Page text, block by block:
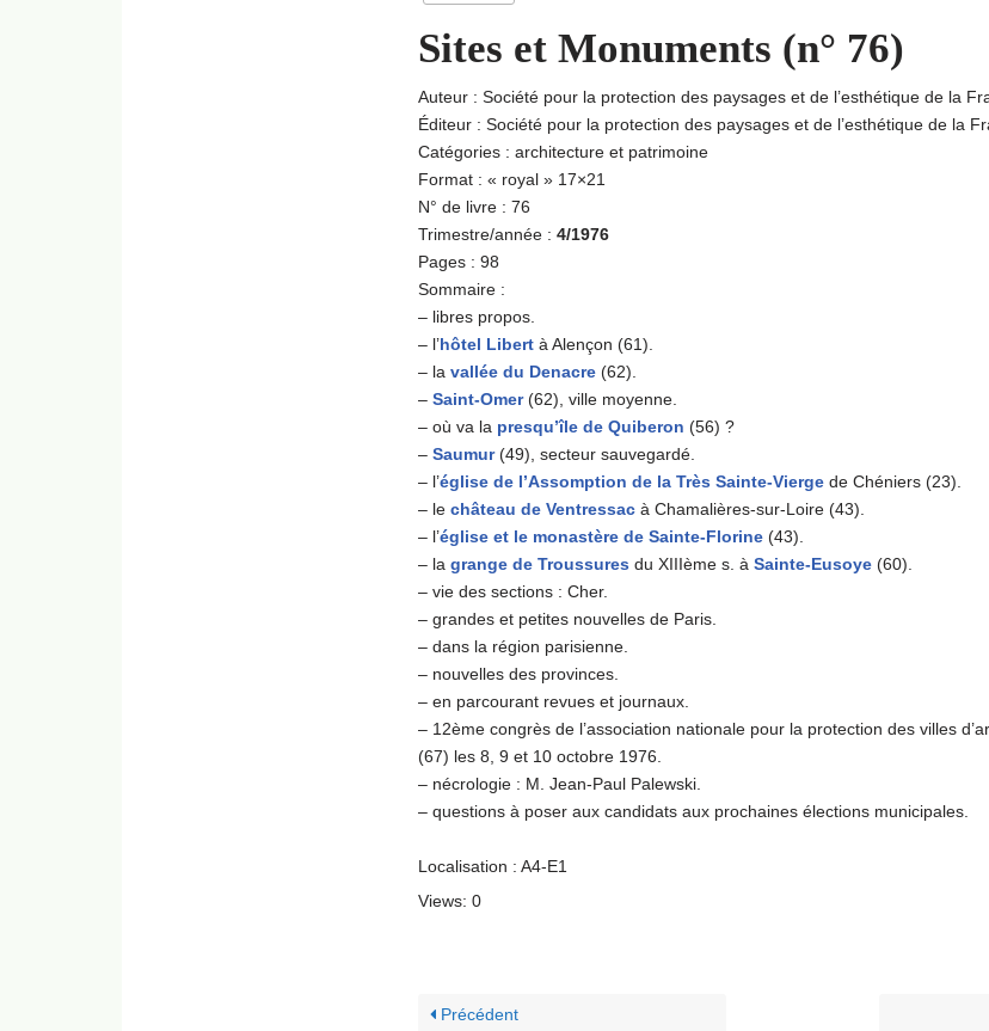
Sites et Monuments (n° 76)
Auteur : Société pour la protection des paysages et de l’esthétique de la
Éditeur : Société pour la protection des paysages et de l’esthétique de la
Catégories : architecture et patrimoine
Format : « royal » 17×21
N° de livre : 76
Trimestre/année : 4/1976
Pages : 98
Sommaire :
– libres propos.
– l’hôtel Libert à Alençon (61).
– la vallée du Denacre (62).
– Saint-Omer(62), ville moyenne.
– où va la presqu’île de Quiberon (56) ?
– Saumur(49), secteur sauvegardé.
– l’église de l’Assomption de la Très Sainte-Vierge de Chéniers (23).
– le château de Ventressac à Chamalières-sur-Loire (43).
– l’église et le monastère de Sainte-Florine (43).
– la grange de Troussures du XIIIème s. à Sainte-Eusoye (60).
– vie des sections : Cher.
– grandes et petites nouvelles de Paris.
– dans la région parisienne.
– nouvelles des provinces.
– en parcourant revues et journaux.
– 12ème congrès de l’association nationale pour la protection des villes
(67) les 8, 9 et 10 octobre 1976.
– nécrologie : M. Jean-Paul Palewski.
– questions à poser aux candidats aux prochaines élections municipales.
Localisation : A4-E1
Views: 0
Précédent